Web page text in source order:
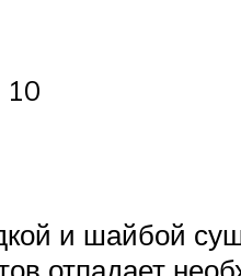
10
и шайбой